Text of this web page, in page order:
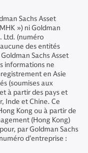
Sachs Asset
») ni Goldman
Ltd. (numéro
des entités
Sachs Asset
informations ne
en Asie
(soumises aux
à partir des pays et
Inde et Chine. Ce
Kong ou à partir de
(Hong Kong)
par Goldman Sachs
d’entreprise :